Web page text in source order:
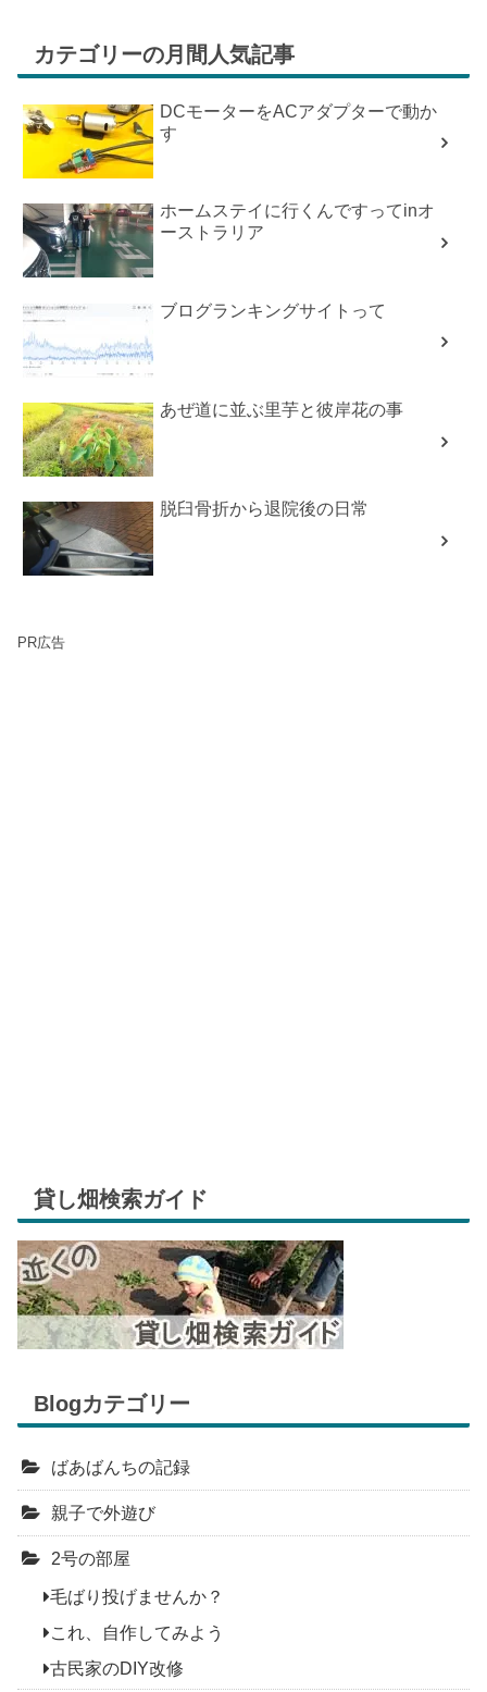
カテゴリーの月間人気記事
DCモーターをACアダプターで動か
す
ホームステイに行くんですってinオ
ーストラリア
ブログランキングサイトって
あぜ道に並ぶ里芋と彼岸花の事
脱臼骨折から退院後の日常
PR広告
貸し畑検索ガイド
Blogカテゴリー
ばあばんちの記録
親子で外遊び
2号の部屋
毛ばり投げませんか？
これ、自作してみよう
古民家のDIY改修